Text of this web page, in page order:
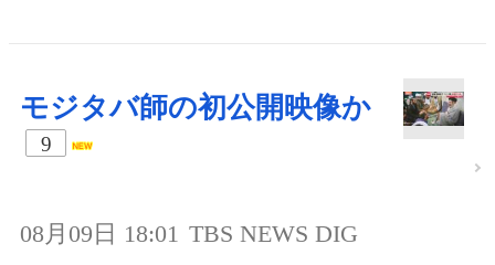
モジタバ師の初公開映像か
9
08月09日 18:01 TBS NEWS DIG